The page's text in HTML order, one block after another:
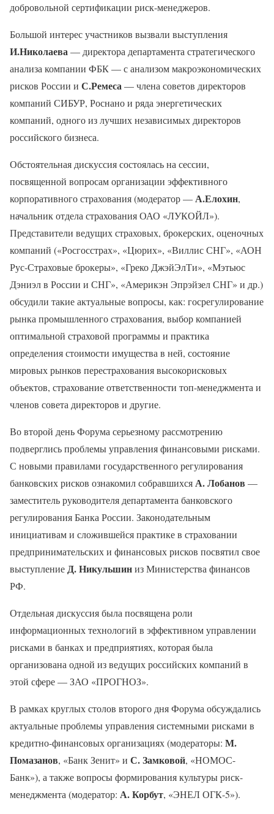
добровольной сертификации риск-менеджеров.
Большой интерес участников вызвали выступления
И.Николаева— директора департамента стратегического
анализа компании ФБК — с анализом макроэкономических
рисков России и С.Ремеса— члена советов директоров
компаний СИБУР, Роснано и ряда энергетических
компаний, одного из лучших независимых директоров
российского бизнеса.
Обстоятельная дискуссия состоялась на сессии,
посвященной вопросам организации эффективного
корпоративного страхования (модератор —А.Елохин,
начальник отдела страхования ОАО «ЛУКОЙЛ»).
Представители ведущих страховых, брокерских, оценочных
компаний («Росгосстрах», «Цюрих», «Виллис СНГ», «АОН
Рус-Страховые брокеры», «Греко ДжэйЭлТи», «Мэтьюс
Дэниэл в России и СНГ», «Америкэн Эпрэйзел СНГ» и др.)
обсудили такие актуальные вопросы, как: госрегулирование
рынка промышленного страхования, выбор компанией
оптимальной страховой программы и практика
определения стоимости имущества в ней, состояние
мировых рынков перестрахования высокорисковых
объектов, страхование ответственности топ-менеджмента и
членов совета директоров и другие.
Во второй день Форума серьезному рассмотрению
подверглись проблемы управления финансовыми рисками.
С новыми правилами государственного регулирования
банковских рисков ознакомил собравшихсяА. Лобанов —
заместитель руководителя департамента банковского
регулирования Банка России. Законодательным
инициативам и сложившейся практике в страховании
предпринимательских и финансовых рисков посвятил свое
выступлениеД. Никульшиниз Министерства финансов
РФ.
Отдельная дискуссия была посвящена роли
информационных технологий в эффективном управлении
рисками в банках и предприятиях, которая была
организована одной из ведущих российских компаний в
этой сфере — ЗАО «ПРОГНОЗ».
В рамках круглых столов второго дня Форума обсуждались
актуальные проблемы управления системными рисками в
кредитно-финансовых организациях (модераторы: М.
Помазанов, «Банк Зенит» и С. Замковой, «НОМОС-
Банк»), а также вопросы формирования культуры риск-
менеджмента (модератор: А. Корбут, «ЭНЕЛ ОГК-5»).